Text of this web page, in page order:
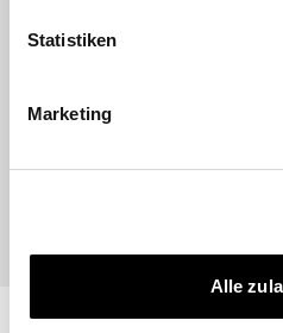
Statistiken
Marketing
Alle
Kunden Support top,